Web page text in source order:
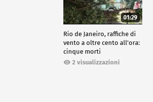
01:29
Rio de Janeiro, raffiche di
vento a oltre cento all'ora:
cinque morti
2 visualizzazioni